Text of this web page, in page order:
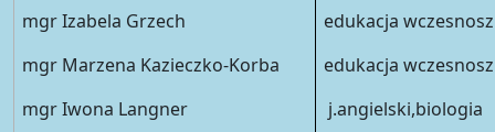
mgr Izabela Grzech
mgr Marzena Kazieczko-Korba
mgr Iwona Langner
edukacja
edukacja
j.angielski,biologia